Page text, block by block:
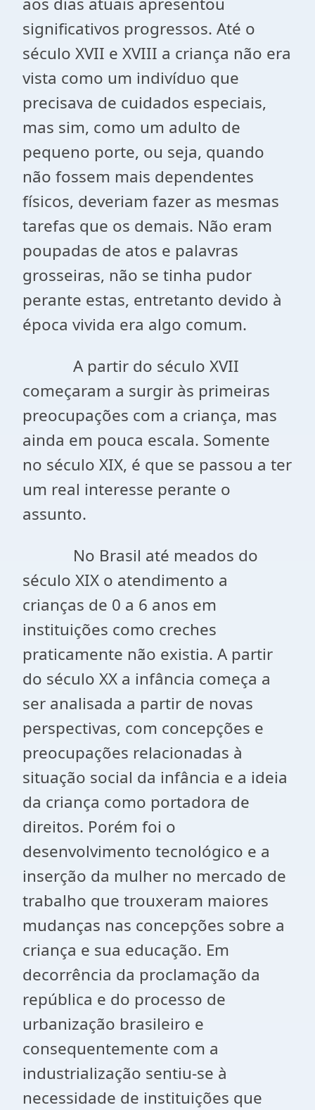
significativos progressos. Até o
século XVII e XVIII a criança não era
vista como um indivíduo que
precisava de cuidados especiais,
mas sim, como um adulto de
pequeno porte, ou seja, quando
não fossem mais dependentes
físicos, deveriam fazer as mesmas
tarefas que os demais. Não eram
poupadas de atos e palavras
grosseiras, não se tinha pudor
perante estas, entretanto devido à
época vivida era algo comum.
A partir do século XVII
começaram a surgir às primeiras
preocupações com a criança, mas
ainda em pouca escala. Somente
no século XIX, é que se passou a ter
um real interesse perante o
assunto.
No Brasil até meados do
século XIX o atendimento a
crianças de 0 a 6 anos em
instituições como creches
praticamente não existia. A partir
do século XX a infância começa a
ser analisada a partir de novas
perspectivas, com concepções e
preocupações relacionadas à
situação social da infância e a ideia
da criança como portadora de
direitos. Porém foi o
desenvolvimento tecnológico e a
inserção da mulher no mercado de
trabalho que trouxeram maiores
mudanças nas concepções sobre a
criança e sua educação. Em
decorrência da proclamação da
república e do processo de
urbanização brasileiro e
consequentemente com a
industrialização sentiu-se à
necessidade de instituições que